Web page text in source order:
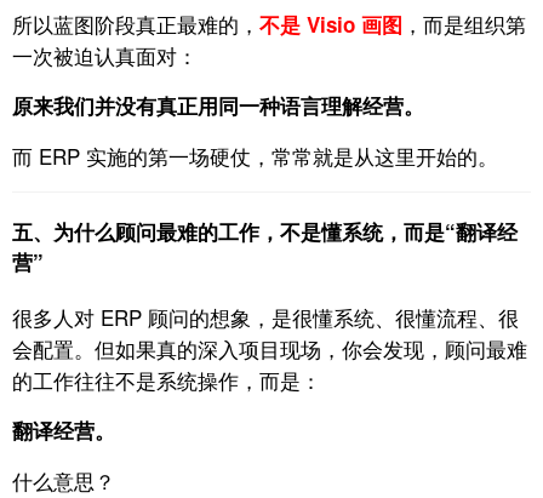
所以蓝图阶段真正最难的， 不是 Visio 画图 ， 而是组织第
一次被迫认真面对：
原来我们并没有真正用同一种语言理解经营。
而 ERP 实施的第一场硬仗， 常常就是从这里开始的。
五、为什么顾问最难的工作，不是懂系统，而是“翻译经
营”
很多人对 ERP 顾问的想象，是很懂系统、很懂流程、很
会配置。 但如果真的深入项目现场，你会发现，顾问最难
的工作往往不是系统操作， 而是：
翻译经营。
什么意思？